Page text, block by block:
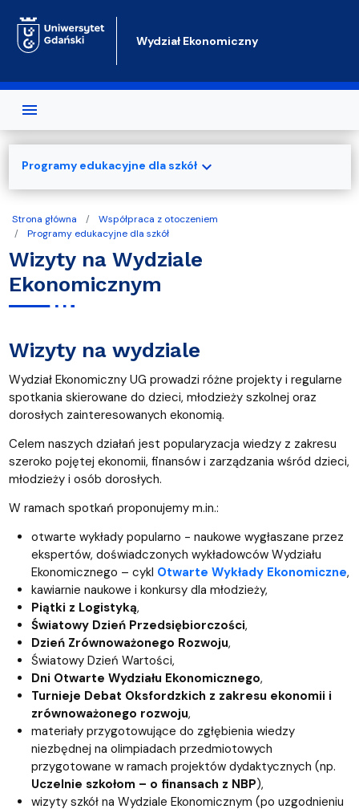
Wydział Ekonomiczny
Strona główna
Współpraca z otoczeniem
Programy edukacyjne dla szkół
Wizyty na Wydziale
Ekonomicznym
Wizyty na wydziale
Wydział Ekonomiczny UG prowadzi różne projekty i regularne
spotkania skierowane do dzieci, młodzieży szkolnej oraz
dorosłych zainteresowanych ekonomią.
Celem naszych działań jest popularyzacja wiedzy z zakresu
szeroko pojętej ekonomii, finansów i zarządzania wśród dzieci,
młodzieży i osób dorosłych.
W ramach spotkań proponujemy m.in.:
otwarte wykłady popularno - naukowe wygłaszane przez
ekspertów, doświadczonych wykładowców Wydziału
Ekonomicznego – cykl Otwarte Wykłady Ekonomiczne,
kawiarnie naukowe i konkursy dla młodzieży,
Piątki z Logistyką,
Światowy Dzień Przedsiębiorczości,
Dzień Zrównoważonego Rozwoju,
Światowy Dzień Wartości,
Dni Otwarte Wydziału Ekonomicznego,
Turnieje Debat Oksfordzkich z zakresu ekonomii i
zrównoważonego rozwoju,
materiały przygotowujące do zgłębienia wiedzy
niezbędnej na olimpiadach przedmiotowych
przygotowane w ramach projektów dydaktycznych (np.
Uczelnie szkołom – o finansach z NBP),
wizyty szkół na Wydziale Ekonomicznym (po uzgodnieniu
Programy edukacyjne dla szkółexpand_more